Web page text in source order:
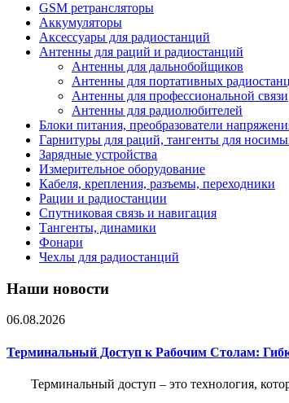
GSM ретрансляторы
Аккумуляторы
Аксессуары для радиостанций
Антенны для раций и радиостанций
Антенны для дальнобойщиков
Антенны для портативных
Антенны для профессиональной связи
Антенны для радиолюбителей
Блоки питания, преобразователи
Гарнитуры для раций, тангенты для
Зарядные устройства
Измерительное оборудование
Кабеля, крепления, разъемы, переходники
Рации и радиостанции
Спутниковая связь и навигация
Тангенты, динамики
Фонари
Чехлы для радиостанций
Наши новости
06.08.2026
Терминальный Доступ к Рабочим Столам:
Терминальный доступ – это технология,